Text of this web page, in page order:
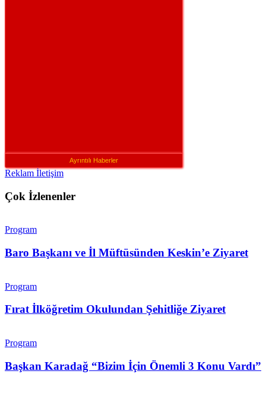
Ayrıntılı Haberler
Reklam İletişim
Çok İzlenenler
Program
Baro Başkanı ve İl Müftüsünden Keskin’e Ziyaret
Program
Fırat İlköğretim Okulundan Şehitliğe Ziyaret
Program
Başkan Karadağ “Bizim İçin Önemli 3 Konu Vardı”